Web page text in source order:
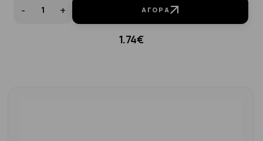
- + ΑΓΟΡΆ
1.74€